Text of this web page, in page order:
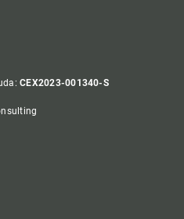
CEX2023-001340-S